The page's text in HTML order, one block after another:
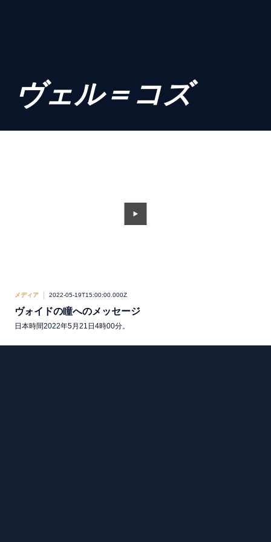
ヴェル＝コズ
メディア 2022-05-19T15:00:00.000Z
ヴォイドの瞳へのメッセージ
日本時間2022年5月21日4時00分。